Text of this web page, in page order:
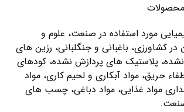
محصولات
شیمیایی مورد استفاده در صنعت، علوم و
کشاورزی، باغبانی و جنگلبانی، رزین های
پلاستیک های پردازش نشده، کودهای
حریق، مواد آبکاری و لحیم کاری، مواد
مواد غذایی، مواد دباغی، چسب های